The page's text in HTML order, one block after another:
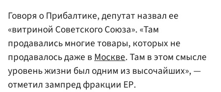
Говоря о Прибалтике, депутат назвал ее
«витриной Советского Союза». «Там
продавались многие товары, которых не
продавалось даже вМоскве. Там в этом смысле
уровень жизни был одним из высочайших», —
отметил зампред фракции ЕР.